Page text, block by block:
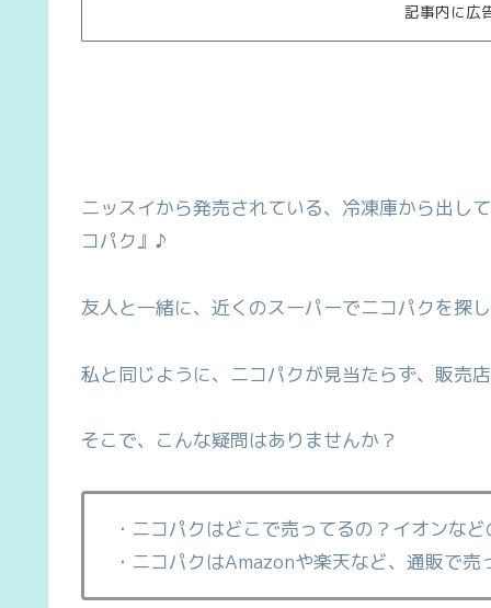
記事内に広
ニッスイから発売されている、冷凍庫から出し
コパク』♪
友人と一緒に、近くのスーパーでニコパクを探
私と同じように、ニコパクが見当たらず、販売
そこで、こんな疑問はありませんか？
・ニコパクはどこで売ってるの？イオンな
・ニコパクはAmazonや楽天など、通販で売